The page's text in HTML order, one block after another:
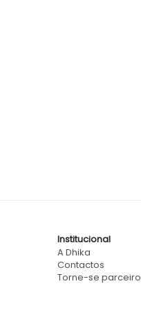
Institucional
A Dhika
Contactos
Torne-se parceiro